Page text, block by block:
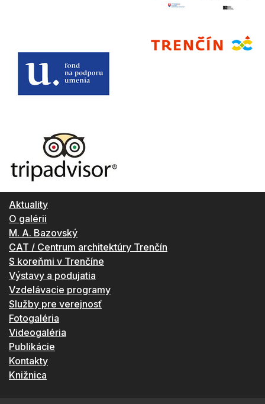
Aktuality
O galérii
M. A. Bazovský
CAT / Centrum architektúry Trenčín
S koreňmi v Trenčíne
Výstavy a podujatia
Vzdelávacie programy
Služby pre verejnosť
Fotogaléria
Videogaléria
Publikácie
Kontakty
Knižnica